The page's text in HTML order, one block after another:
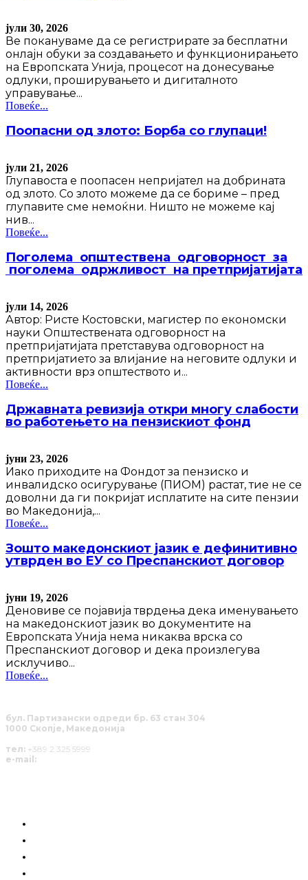
јули 30, 2026
Ве покануваме да се регистрирате за бесплатни
онлајн обуки за создавањето и функционирањето
на Европската Унија, процесот на донесување
одлуки, проширувањето и дигиталното
управување...
Повеќе...
Поопасни од злото: Борба со глупаци!
јули 21, 2026
Глупавоста е поопасен непријател на добрината
од злото. Со злото можеме да се бориме – пред
глупавите сме немоќни. Ништо не можеме кај
нив...
Повеќе...
Поголема општествена одговорност за
поголема одржливост на претпријатијата
јули 14, 2026
Автор: Ристе Костовски, магистер по економски
науки Општествената одговорност на
претпријатијата претставува одговорност на
претпријатието за влијание на неговите одлуки и
активности врз општеството и...
Повеќе...
Државната ревизија откри многу слабости
во работењето на пензискиот фонд
јуни 23, 2026
Иако приходите на Фондот за пензиско и
инвалидско осигурување (ПИОМ) растат, тие не се
доволни да ги покријат исплатите на сите пензии
во Македонија,...
Повеќе...
Зошто македонскиот јазик е дефинитивно
утврден во ЕУ со Преспанскиот договор
јуни 19, 2026
Деновиве се појавија тврдења дека именувањето
на македонскиот јазик во документите на
Европската Унија нема никаква врска со
Преспанскиот договор и дека произлегува
исклучиво...
Повеќе...
бул. Партизански одреди бр. 63 стан 304
1000 Скопје, Македонија
тел: +389 2 325 5999
e-mail: